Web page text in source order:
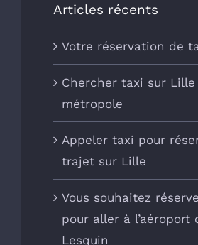
Articles récents
Votre réservation de
Chercher taxi sur Lille
métropole
Appeler taxi pour
trajet sur Lille
Vous souhaitez
pour aller à l’aéroport
Lesquin